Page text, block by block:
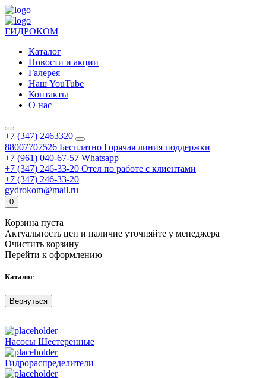
ГИДРОКОМ
Каталог
Новости и акции
Галерея
Наш YouTube
Контакты
О нас
+7 (347) 2463320
88007707526 Бесплатно Горячая линия поддержки
+7 (961) 040-67-57 Whatsapp
+7 (347) 246-33-20 Отел по работе с клиентами
+7 (347) 246-33-20
gydrokom@mail.ru
0
Корзина пуста
Актуальность цен и наличие уточняйте у менеджера
Очистить корзину
Перейти к оформлению
Каталог
Вернуться
Насосы Шестеренные
Гидрораспределители